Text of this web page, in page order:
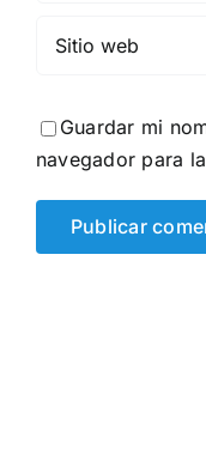
Guardar mi
navegador para